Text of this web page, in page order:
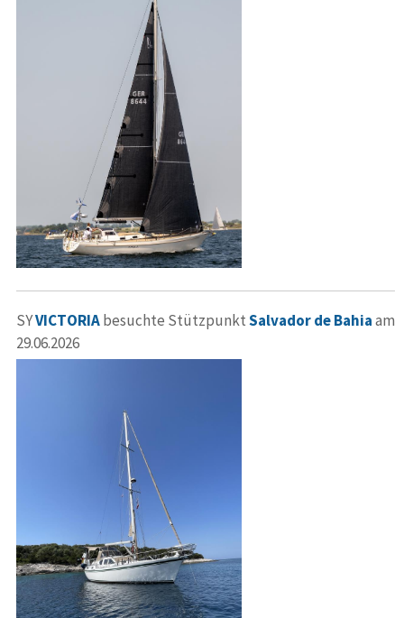
SYVICTORIAbesuchte StützpunktSalvador de Bahiaam
29.06.2026